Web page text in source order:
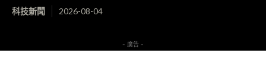
科技新聞 2026-08-04
- 廣告 -